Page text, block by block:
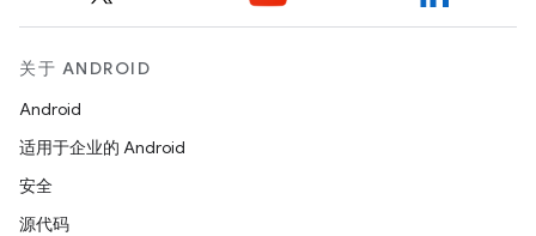
关于 ANDROID
Android
适用于企业的 Android
安全
源代码